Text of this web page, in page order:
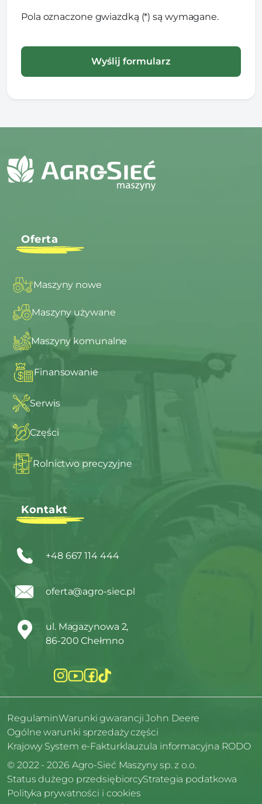
Pola oznaczone gwiazdką (*) są wymagane.
Oferta
Maszyny nowe
Maszyny używane
Maszyny komunalne
Finansowanie
Serwis
Części
Rolnictwo precyzyjne
Kontakt
+48 667 114 444
oferta@agro-siec.pl
ul. Magazynowa 2,
86-200 Chełmno
RegulaminWarunki gwarancji John Deere
Ogólne warunki sprzedaży części
Krajowy System e-Fakturklauzula informacyjna RODO
© 2022 - 2026 Agro-Sieć Maszyny sp. z o.o.
Status dużego przedsiębiorcyStrategia podatkowa
Polityka prywatności i cookies